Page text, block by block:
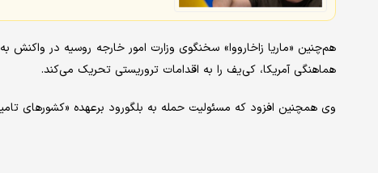
هم‌چنین «ماریا زاخارووا» سخنگوی وزارت امور خارجه روسیه در
هماهنگی آمریکا، کی‌یف را به اقدامات تروریستی تحریک می‌کند.
وی همچنین افزود که مسئولیت حمله به بلگورود برعهده «کشورهای